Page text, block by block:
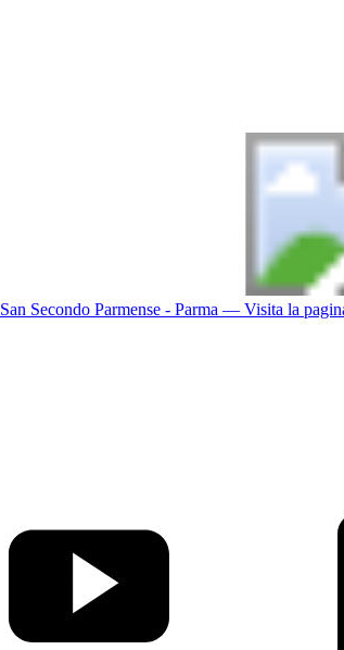
San Secondo Parmense - Parma — Visita la